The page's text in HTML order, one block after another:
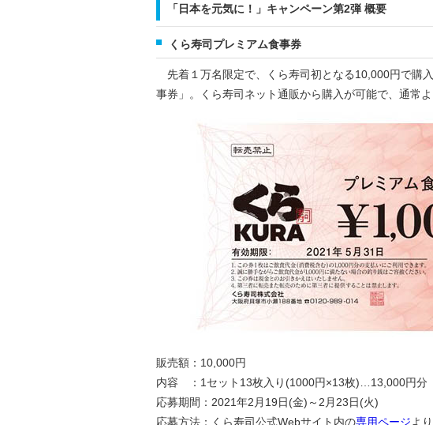
「日本を元気に！」キャンペーン第2弾 概要
くら寿司プレミアム食事券
先着１万名限定で、くら寿司初となる10,000円で購
事券」。くら寿司ネット通販から購入が可能で、通常
販売額：10,000円
内容 ：1セット13枚入り(1000円×13枚)…13,000円分
応募期間：2021年2月19日(金)～2月23日(火)
応募方法：くら寿司公式Webサイト内の専用ページよ